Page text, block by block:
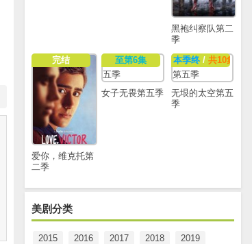
黑袍纠察队第二
季
完结
爱你，维克托第
二季
至第6集
女子无畏第五季
本季终/ 共10集
无垠的太空第五
季
美剧分类
2015 2016 2017 2018
2019